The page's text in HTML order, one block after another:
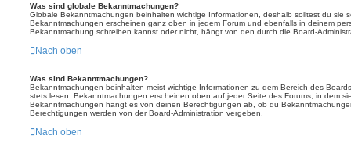
Was sind globale Bekanntmachungen?
Globale Bekanntmachungen beinhalten wichtige Informationen, deshalb solltest du sie
Bekanntmachungen erscheinen ganz oben in jedem Forum und ebenfalls in deinem
Bekanntmachung schreiben kannst oder nicht, hängt von den durch die Board-
Nach oben
Was sind Bekanntmachungen?
Bekanntmachungen beinhalten meist wichtige Informationen zu dem Bereich des
stets lesen. Bekanntmachungen erscheinen oben auf jeder Seite des Forums, in dem
Bekanntmachungen hängt es von deinen Berechtigungen ab, ob du
Berechtigungen werden von der Board-Administration vergeben.
Nach oben